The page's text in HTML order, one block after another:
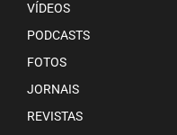
VÍDEOS
PODCASTS
FOTOS
JORNAIS
REVISTAS